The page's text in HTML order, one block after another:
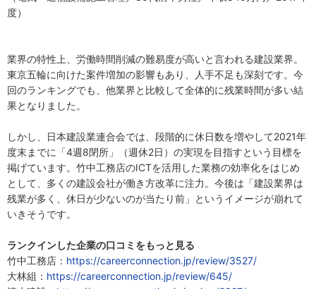
度）
業界の特性上、労働時間削減の難易度が高いと言われる建設業界。
東京五輪に向けた案件増加の影響もあり、人手不足も深刻です。今
回のランキングでも、他業界と比較して全体的に残業時間が多い結
果となりました。
しかし、日本建設業連合会では、段階的に休日数を増やして2021年
度末までに「4週8閉所」（週休2日）の実現を目指すという目標を
掲げています。竹中工務店のICTを活用した業務の効率化をはじめ
として、多くの建設会社が働き方改革に注力。今後は「建設業界は
残業が多く、休日が少ないのが当たり前」というイメージが崩れて
いきそうです。
ランクインした企業の口コミをもっと見る
竹中工務店： https://careerconnection.jp/review/3527/
大林組： https://careerconnection.jp/review/645/